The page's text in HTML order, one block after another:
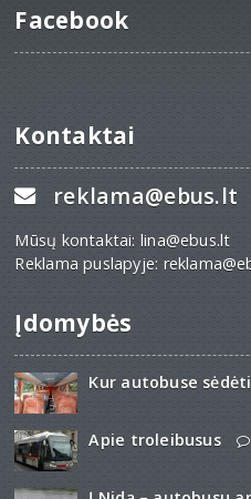
Facebook
Kontaktai
reklama@ebus.lt
Mūsų kontaktai: lina@ebus.lt
Reklama puslapyje:
Įdomybės
Kur autobuse
Apie troleibusus